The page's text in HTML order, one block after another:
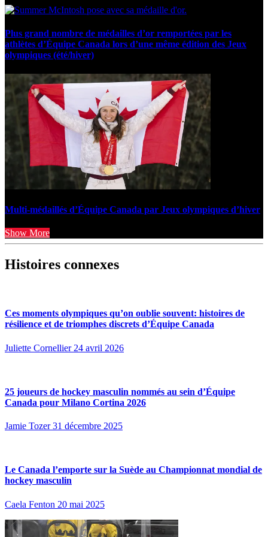
Plus grand nombre de médailles d’or remportées par les
athlètes d’Équipe Canada lors d’une même édition des Jeux
olympiques (été/hiver)
Multi-médaillés d’Équipe Canada par Jeux olympiques d’hiver
Show More
Histoires connexes
Ces moments olympiques qu’on oublie souvent: histoires de
résilience et de triomphes discrets d’Équipe Canada
Juliette Cornellier 24 avril 2026
25 joueurs de hockey masculin nommés au sein d’Équipe
Canada pour Milano Cortina 2026
Jamie Tozer 31 décembre 2025
Le Canada l’emporte sur la Suède au Championnat mondial de
hockey masculin
Caela Fenton 20 mai 2025